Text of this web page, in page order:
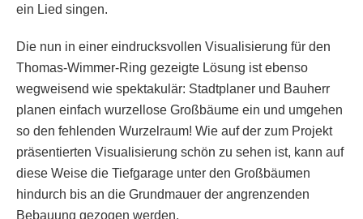
ein Lied singen.
Die nun in einer eindrucksvollen Visualisierung für den
Thomas-Wimmer-Ring gezeigte Lösung ist ebenso
wegweisend wie spektakulär: Stadtplaner und Bauherr
planen einfach wurzellose Großbäume ein und umgehen
so den fehlenden Wurzelraum! Wie auf der zum Projekt
präsentierten Visualisierung schön zu sehen ist, kann auf
diese Weise die Tiefgarage unter den Großbäumen
hindurch bis an die Grundmauer der angrenzenden
Bebauung gezogen werden.